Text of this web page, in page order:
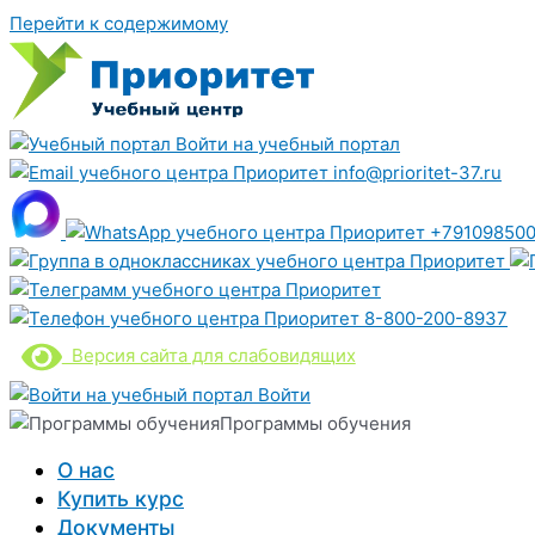
Перейти к содержимому
Войти на учебный портал
info@prioritet-37.ru
8-800-200-8937
Версия сайта для слабовидящих
Войти
Программы обучения
О нас
Купить курс
Документы